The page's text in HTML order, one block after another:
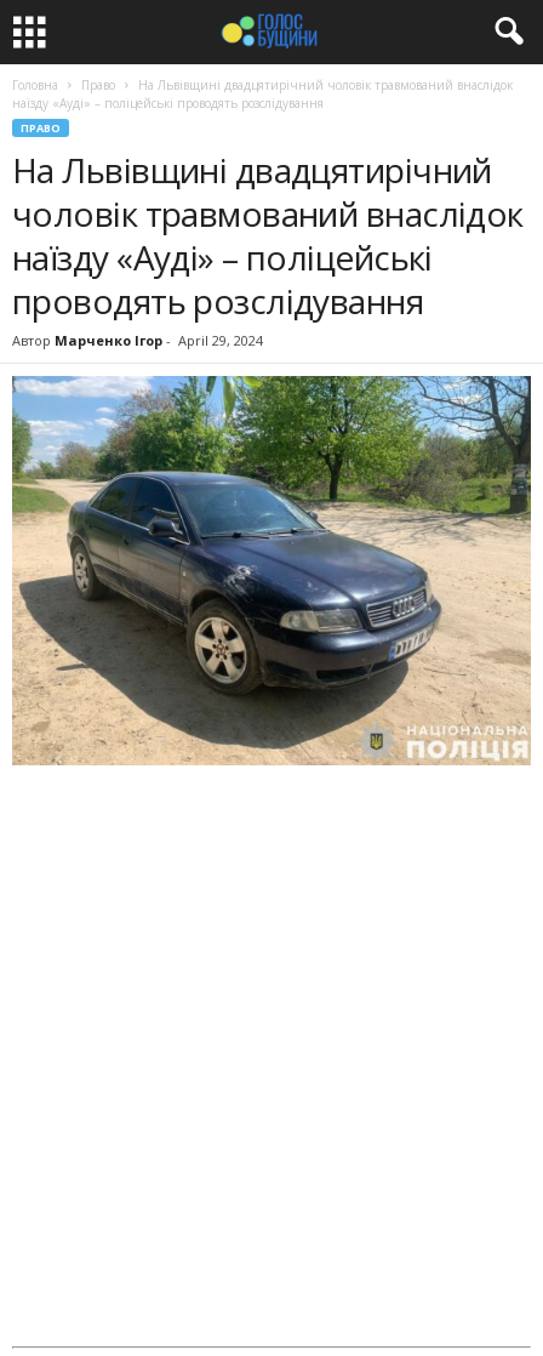
Головна Право
На Львівщині двадцятирічний чоловік травмований внаслідок
наїзду «Ауді» – поліцейські проводять розслідування
ПРАВО
На Львівщині двадцятирічний
чоловік травмований внаслідок
наїзду «Ауді» – поліцейські
проводять розслідування
Автор Марченко Ігор - April 29, 2024